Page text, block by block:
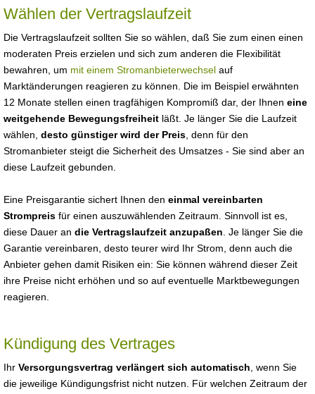
Wählen der Vertragslaufzeit
Die Vertragslaufzeit sollten Sie so wählen, daß Sie zum einen einen
moderaten Preis erzielen und sich zum anderen die Flexibilität
bewahren, um mit einem Stromanbieterwechsel auf
Marktänderungen reagieren zu können. Die im Beispiel erwähnten
12 Monate stellen einen tragfähigen Kompromiß dar, der Ihnen eine
weitgehende Bewegungsfreiheit läßt. Je länger Sie die Laufzeit
wählen, desto günstiger wird der Preis , denn für den
Stromanbieter steigt die Sicherheit des Umsatzes - Sie sind aber an
diese Laufzeit gebunden.
Eine Preisgarantie sichert Ihnen den einmal vereinbarten
Strompreis für einen auszuwählenden Zeitraum. Sinnvoll ist es,
diese Dauer an die Vertragslaufzeit anzupaßen . Je länger Sie die
Garantie vereinbaren, desto teurer wird Ihr Strom, denn auch die
Anbieter gehen damit Risiken ein: Sie können während dieser Zeit
ihre Preise nicht erhöhen und so auf eventuelle Marktbewegungen
reagieren.
Kündigung des Vertrages
Ihr Versorgungsvertrag verlängert sich automatisch , wenn Sie
die jeweilige Kündigungsfrist nicht nutzen. Für welchen Zeitraum der